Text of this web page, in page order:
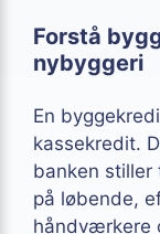
Forstå
nybyggeri
En
kassekredit.
banken
på løbende,
håndværkere